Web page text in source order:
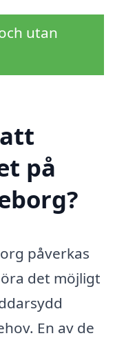
utan
på
påverkas
det möjligt
En av de